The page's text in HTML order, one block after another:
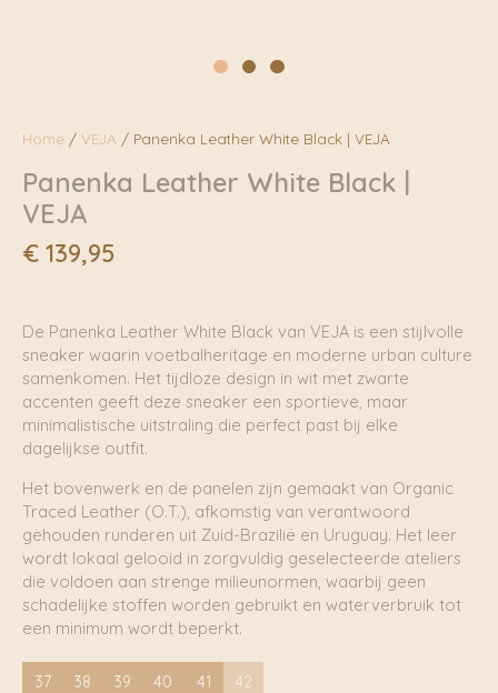
Home / VEJA / Panenka Leather White Black | VEJA
Panenka Leather White Black |
VEJA
€ 139,95
De Panenka Leather White Black van VEJA is een stijlvolle
sneaker waarin voetbalheritage en moderne urban culture
samenkomen. Het tijdloze design in wit met zwarte
accenten geeft deze sneaker een sportieve, maar
minimalistische uitstraling die perfect past bij elke
dagelijkse outfit.
Het bovenwerk en de panelen zijn gemaakt van Organic
Traced Leather (O.T.), afkomstig van verantwoord
gehouden runderen uit Zuid-Brazilië en Uruguay. Het leer
wordt lokaal gelooid in zorgvuldig geselecteerde ateliers
die voldoen aan strenge milieunormen, waarbij geen
schadelijke stoffen worden gebruikt en waterverbruik tot
een minimum wordt beperkt.
37 38 39 40 41 42